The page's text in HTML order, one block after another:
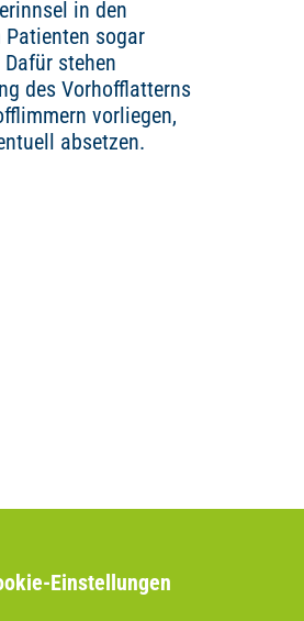
in den
sogar
stehen
des Vorhofflatterns
vorliegen,
absetzen.
Einstellungen